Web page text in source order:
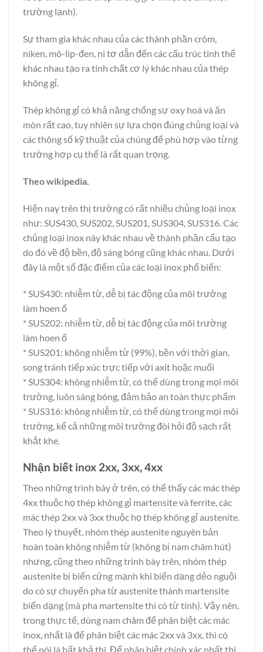
trường lạnh).
Sự tham gia khác nhau của các thành phần crôm,
niken, mô-lip-đen, ni tơ dẫn đến các cấu trúc tinh thể
khác nhau tạo ra tính chất cơ lý khác nhau của thép
không gỉ.
Thép không gỉ có khả năng chống sự oxy hoá và ăn
mòn rất cao, tuy nhiên sự lựa chọn đúng chủng loại và
các thông số kỹ thuật của chúng để phù hợp vào từng
trường hợp cụ thể là rất quan trọng.
Theo wikipedia.
Hiện nay trên thị trường có rất nhiều chủng loại inox
như: SUS430, SUS202, SUS201, SUS304, SUS316. Các
chủng loại inox này khác nhau về thành phần cấu tạo
do đó về độ bền, độ sáng bóng cũng khác nhau. Dưới
đây là một số đặc điểm của các loại inox phổ biến:
* SUS430: nhiễm từ, dễ bị tác động của môi trường
làm hoen ố
* SUS202: nhiễm từ, dễ bị tác động của môi trường
làm hoen ố
* SUS201: không nhiễm từ (99%), bền với thời gian,
song tránh tiếp xúc trực tiếp với axit hoặc muối
* SUS304: không nhiễm từ, có thể dùng trong mọi môi
trường, luôn sáng bóng, đảm bảo an toàn thực phẩm
* SUS316: không nhiễm từ, có thể dùng trong mọi môi
trường, kể cả những môi trường đòi hỏi độ sạch rất
khắt khe.
Nhận biết inox 2xx, 3xx, 4xx
Theo những trình bày ở trên, có thể thấy các mác thép
4xx thuộc họ thép không gỉ martensite và ferrite, các
mác thép 2xx và 3xx thuộc họ thép không gỉ austenite.
Theo lý thuyết, nhóm thép austenite nguyên bản
hoàn toàn không nhiễm từ (không bị nam châm hút)
nhưng, cũng theo những trình bày trên, nhóm thép
austenite bị biến cứng mạnh khi biến dạng dẻo nguội
do có sự chuyển pha từ austenite thành martensite
biến dạng (mà pha martensite thì có từ tính). Vậy nên,
trong thực tế, dùng nam châm để phân biệt các mác
inox, nhất là để phân biệt các mác 2xx và 3xx, thì có
thể nói là bất khả thi. Để phân biệt chính xác nhất thì